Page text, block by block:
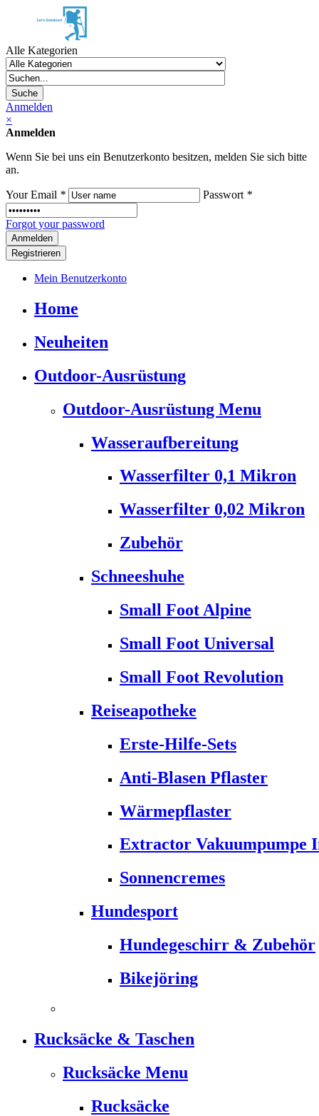
Alle Kategorien
Suche
Anmelden
×
Anmelden
Wenn Sie bei uns ein Benutzerkonto besitzen, melden Sie sich bitte
an.
Your Email * Passwort *
Forgot your password
Registrieren
Mein Benutzerkonto
Home
Neuheiten
Outdoor-Ausrüstung
Outdoor-Ausrüstung Menu
Wasseraufbereitung
Wasserfilter 0,1 Mikron
Wasserfilter 0,02 Mikron
Zubehör
Schneeshuhe
Small Foot Alpine
Small Foot Universal
Small Foot Revolution
Reiseapotheke
Erste-Hilfe-Sets
Anti-Blasen Pflaster
Wärmepflaster
Extractor Vakuumpumpe
Sonnencremes
Hundesport
Hundegeschirr & Zubehör
Bikejöring
Rucksäcke & Taschen
Rucksäcke Menu
Rucksäcke